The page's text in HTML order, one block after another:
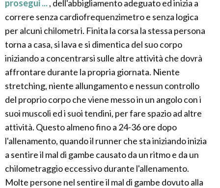
prosegui ..., dell'abbigliamento adeguato ed inizia a
correre senza cardiofrequenzimetro e senza logica
per alcuni chilometri. Finita la corsa la stessa persona
torna a casa, si lava e si dimentica del suo corpo
iniziando a concentrarsi sulle altre attività che dovrà
affrontare durante la propria giornata. Niente
stretching, niente allungamento e nessun controllo
del proprio corpo che viene messo in un angolo con i
suoi muscoli ed i suoi tendini, per fare spazio ad altre
attività. Questo almeno fino a 24-36 ore dopo
l'allenamento, quando il runner che sta iniziando inizia
a sentire il mal di gambe causato da un ritmo e da un
chilometraggio eccessivo durante l'allenamento.
Molte persone nel sentire il mal di gambe dovuto alla